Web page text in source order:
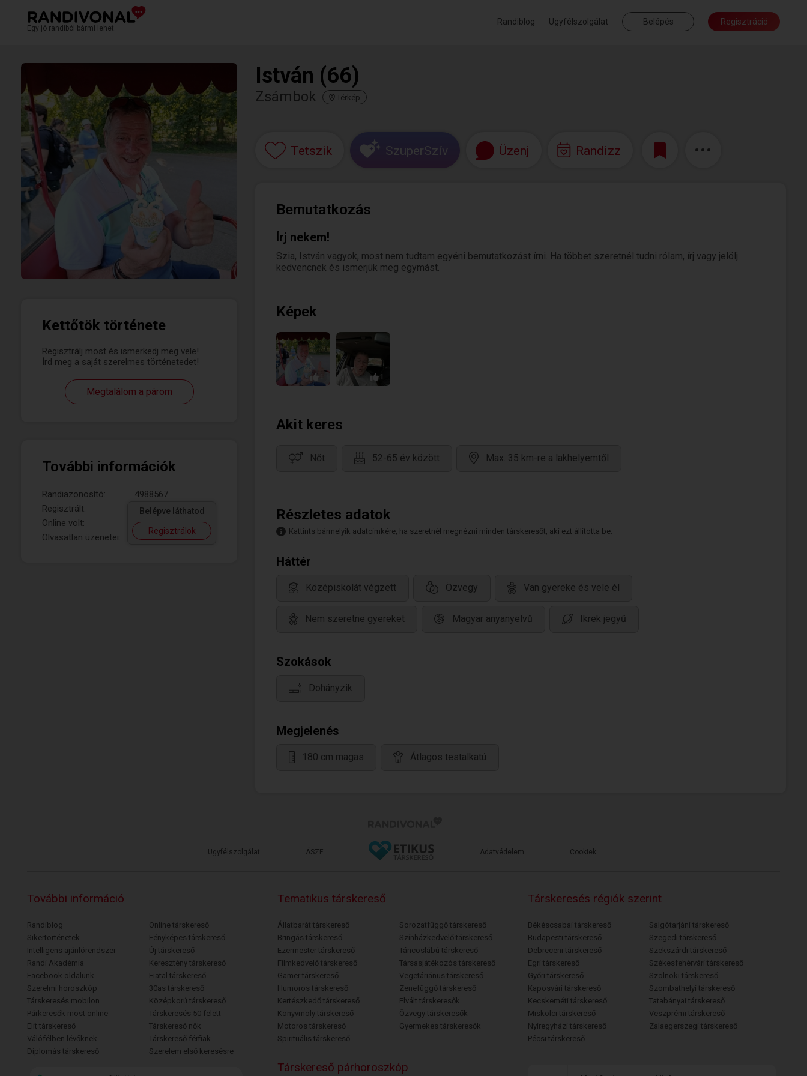
Egy jó randiból bármi lehet.
Randiblog Ügyfélszolgálat Belépés Regisztráció
Kettőtök története
Regisztrálj most és ismerkedj meg vele!
Írd meg a saját szerelmes történetedet!
Megtalálom a párom
További információk
Randiazonosító:
4988567
Regisztrált:
Online volt:
Olvasatlan üzenetei:
Belépve láthatod
Regisztrálok
István (66)
Zsámbok Térkép
Tetszik SzuperSzív Üzenj Randizz
Bemutatkozás
Írj nekem!
Szia, István vagyok, most nem tudtam egyéni bemutatkozást írni. Ha többet szeretnél tudni rólam, írj vagy jelölj
kedvencnek és ismerjük meg egymást.
Képek
1 1
Akit keres
Nőt 52-65 év között Max. 35 km-re a lakhelyemtől
Részletes adatok
Kattints bármelyik adatcímkére, ha szeretnél megnézni minden társkeresőt, aki ezt állította be.
Háttér
Középiskolát végzett Özvegy Van gyereke és vele él
Nem szeretne gyereket Magyar anyanyelvű Ikrek jegyű
Szokások
Dohányzik
Megjelenés
180 cm magas Átlagos testalkatú
Ügyfélszolgálat ÁSZF Adatvédelem Cookiek
További információ
Randiblog
Sikertörténetek
Intelligens ajánlórendszer
Randi Akadémia
Facebook oldalunk
Szerelmi horoszkóp
Társkeresés mobilon
Párkeresők most online
Elit társkereső
Válófélben lévőknek
Diplomás társkereső
Online társkereső
Fényképes társkereső
Új társkereső
Keresztény társkereső
Fiatal társkereső
30as társkereső
Középkorú társkereső
Társkeresés 50 felett
Társkereső nők
Társkereső férfiak
Szerelem első keresésre
Tematikus társkereső
Állatbarát társkereső
Bringás társkereső
Ezermester társkereső
Filmkedvelő társkereső
Gamer társkereső
Humoros társkereső
Kertészkedő társkereső
Könyvmoly társkereső
Motoros társkereső
Spirituális társkereső
Sorozatfüggő társkereső
Színházkedvelő társkereső
Táncoslábú társkereső
Társasjátékozós társkereső
Vegetáriánus társkereső
Zenefüggő társkereső
Elvált társkeresők
Özvegy társkeresők
Gyermekes társkeresők
Társkeresés régiók szerint
Békéscsabai társkereső
Budapesti társkereső
Debreceni társkereső
Egri társkereső
Győri társkereső
Kaposvári társkereső
Kecskeméti társkereső
Miskolci társkereső
Nyíregyházi társkereső
Pécsi társkereső
Salgótarjáni társkereső
Szegedi társkereső
Szekszárdi társkereső
Székesfehérvári társkereső
Szolnoki társkereső
Szombathelyi társkereső
Tatabányai társkereső
Veszprémi társkereső
Zalaegerszegi társkereső
Társkereső párhoroszkóp